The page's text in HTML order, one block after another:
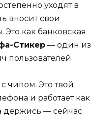
уходят в
вносит свои
как банковская
Стикер — один из
пользователей.
чипом. Это твой
и работает как
держись — сейчас